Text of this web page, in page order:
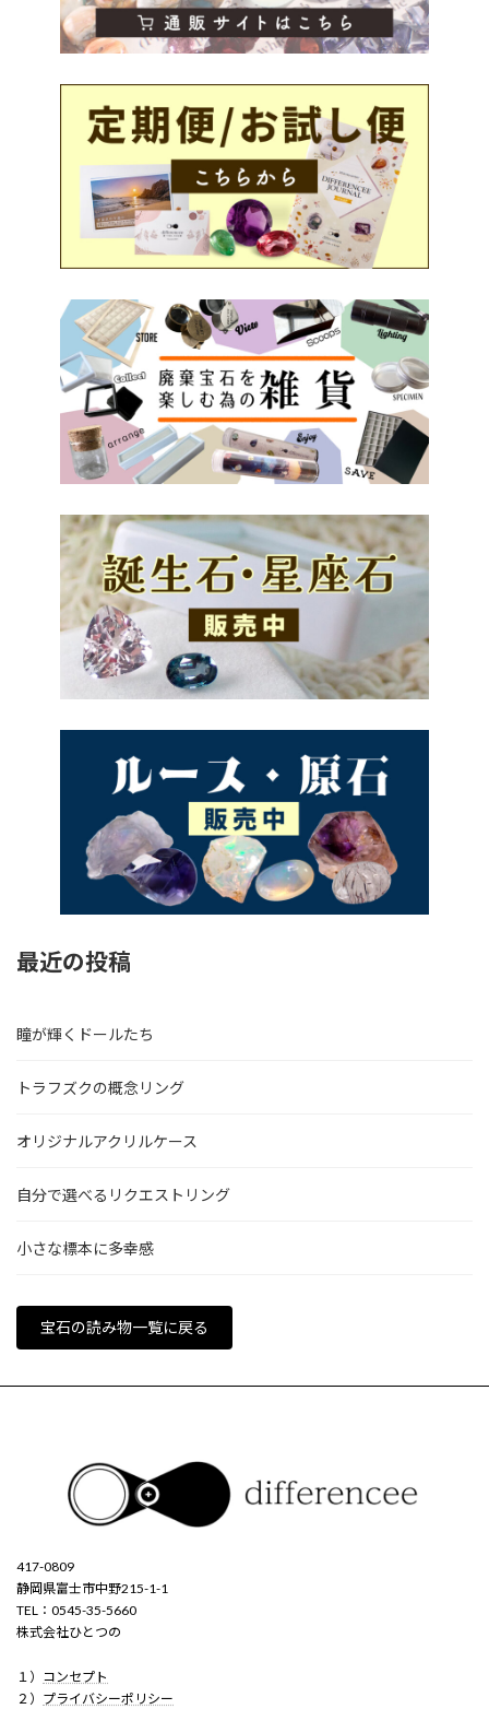
最近の投稿
瞳が輝くドールたち
トラフズクの概念リング
オリジナルアクリルケース
自分で選べるリクエストリング
小さな標本に多幸感
宝石の読み物一覧に戻る
417-0809
静岡県富士市中野215-1-1
TEL：0545-35-5660
株式会社ひとつの
１） コンセプト
２） プライバシーポリシー